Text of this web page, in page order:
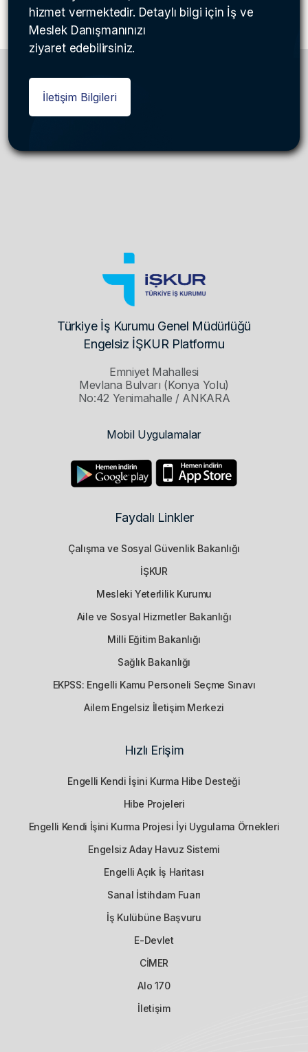
hizmet vermektedir. Detaylı bilgi için İş ve
Meslek Danışmanınızı
ziyaret edebilirsiniz.
İletişim Bilgileri
Türkiye İş Kurumu Genel Müdürlüğü
Engelsiz İŞKUR Platformu
Emniyet Mahallesi
Mevlana Bulvarı (Konya Yolu)
No:42 Yenimahalle / ANKARA
Mobil Uygulamalar
Faydalı Linkler
Çalışma ve Sosyal Güvenlik Bakanlığı
İŞKUR
Mesleki Yeterlilik Kurumu
Aile ve Sosyal Hizmetler Bakanlığı
Milli Eğitim Bakanlığı
Sağlık Bakanlığı
EKPSS: Engelli Kamu Personeli Seçme Sınavı
Ailem Engelsiz İletişim Merkezi
Hızlı Erişim
Engelli Kendi İşini Kurma Hibe Desteği
Hibe Projeleri
Engelli Kendi İşini Kurma Projesi İyi Uygulama Örnekleri
Engelsiz Aday Havuz Sistemi
Engelli Açık İş Haritası
Sanal İstihdam Fuarı
İş Kulübüne Başvuru
E-Devlet
CİMER
Alo 170
İletişim